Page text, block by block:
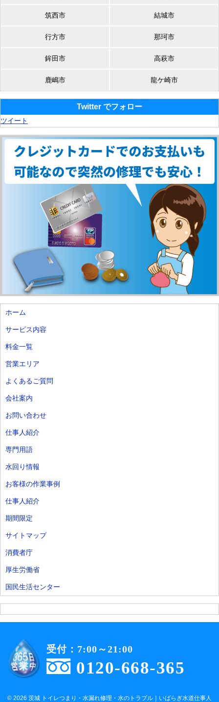
筑西市 結城市
行方市 那珂市
鉾田市 高萩市
鹿嶋市 龍ケ崎市
Twitter でフォロー
ツイート
ホーム
サービス内容
料金一覧
営業エリア
よくあるご質問
会社案内
お問い合わせ
仕事人紹介
専門用語
水回り情報
お客様の作業事例
仕事人紹介
期間限定
サイトマップ
消費者庁
厚生労働省
国民生活センター
0120-668-365
受付：7:00～21:00
© 2026 茨城 トイレつまり・水漏れ修理・水のトラブル｜いばらぎ水道仕事人